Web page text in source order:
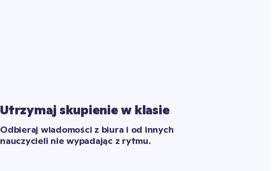
Utrzymaj skupienie w klasie
Odbieraj wiadomości z biura i od innych
nauczycieli nie wypadając z rytmu.